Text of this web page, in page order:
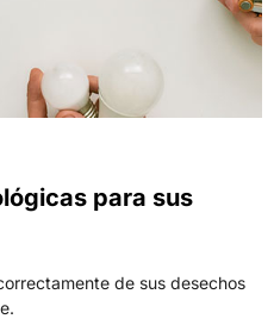
para sus
de sus desechos